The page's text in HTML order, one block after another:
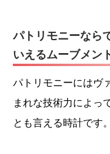
パトリモニーなら
いえるムーブメン
パトリモニーにはヴ
まれな技術力によっ
とも言える時計です。